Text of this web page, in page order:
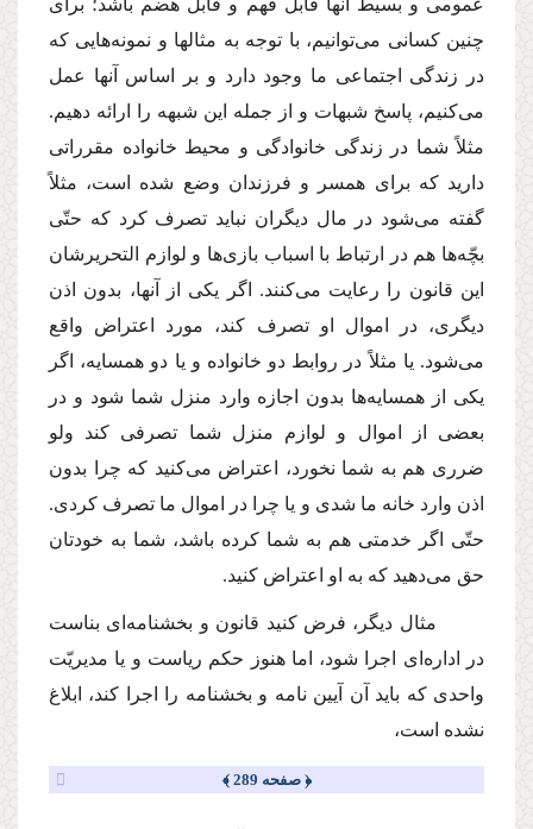
عمومى و بسیط آنها قابل فهم و قابل هضم باشد؛ براى
چنین كسانى مى‌توانیم، با توجه به مثالها و نمونه‌هایى كه
در زندگى اجتماعى ما وجود دارد و بر اساس آنها عمل
مى‌كنیم، پاسخ شبهات و از جمله این شبهه را ارائه دهیم.
مثلاً شما در زندگى خانوادگى و محیط خانواده مقرراتى
دارید كه براى همسر و فرزندان وضع شده است، مثلاً
گفته مى‌شود در مال دیگران نباید تصرف كرد كه حتّى
بچّه‌ها هم در ارتباط با اسباب بازى‌ها و لوازم التحریرشان
این قانون را رعایت مى‌كنند. اگر یكى از آنها، بدون اذن
دیگرى، در اموال او تصرف كند، مورد اعتراض واقع
مى‌شود. یا مثلاً در روابط دو خانواده و یا دو همسایه، اگر
یكى از همسایه‌ها بدون اجازه وارد منزل شما شود و در
بعضى از اموال و لوازم منزل شما تصرفى كند ولو
ضررى هم به شما نخورد، اعتراض مى‌كنید كه چرا بدون
اذن وارد خانه ما شدى و یا چرا در اموال ما تصرف كردى.
حتّى اگر خدمتى هم به شما كرده باشد، شما به خودتان
حق مى‌دهید كه به او اعتراض كنید.
مثال دیگر، فرض كنید قانون و بخشنامه‌اى بناست
در اداره‌اى اجرا شود، اما هنوز حكم ریاست و یا مدیریّت
واحدى كه باید آن آیین نامه و بخشنامه را اجرا كند، ابلاغ
نشده است،
﴿ صفحه 289 ﴾